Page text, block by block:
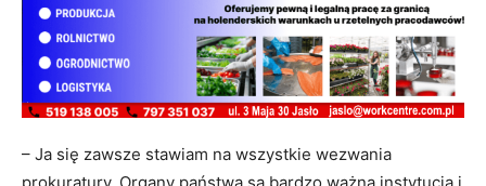
– Ja się zawsze stawiam na wszystkie wezwania